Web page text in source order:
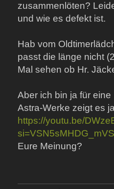
zusammenlöten?
und wie es defekt ist.
Hab vom
passt die länge nicht
Mal sehen ob Hr.
Aber ich bin ja für
Astra-Werke zeigt es
https://youtu.be/
Eure Meinung?